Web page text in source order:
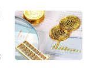
0.17%，报
0.16%，报
1.33%，报